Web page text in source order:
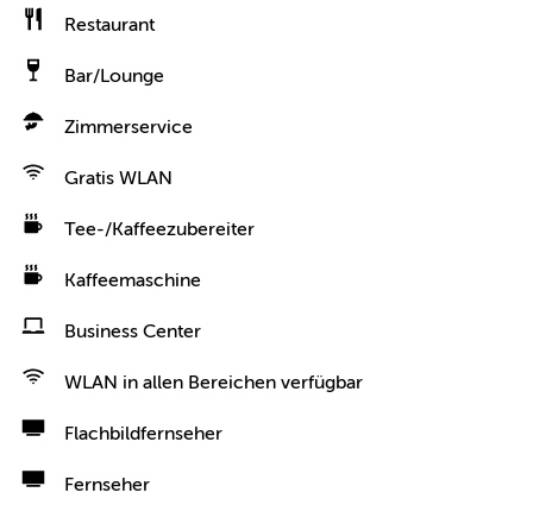
Restaurant
Bar/Lounge
Zimmerservice
Gratis WLAN
Tee-/Kaffeezubereiter
Kaffeemaschine
Business Center
WLAN in allen Bereichen verfügbar
Flachbildfernseher
Fernseher